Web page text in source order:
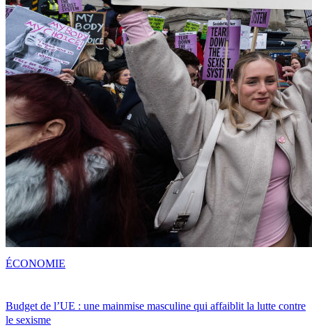
Budget de l’UE : une mainmise masculine qui affaiblit la lutte contre
le sexisme
ÉCONOMIE